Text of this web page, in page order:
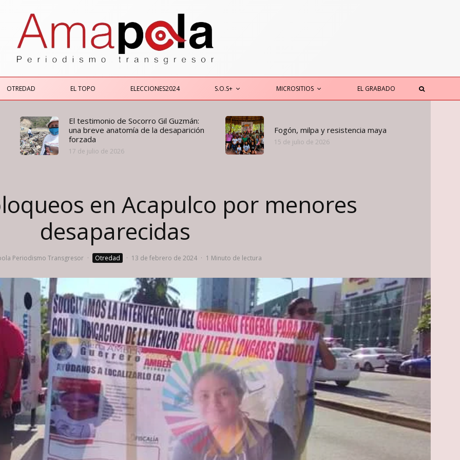
OTREDAD EL TOPO ELECCIONES2024 S.O.S+ MICROSITIOS EL GRABADO
El testimonio de Socorro Gil Guzmán:
una breve anatomía de la desaparición
forzada
17 de julio de 2026
Fogón, milpa y resistencia maya
15 de julio de 2026
en Acapulco por menores
desaparecidas
Periodismo Transgresor · Otredad · 13 de febrero de 2024 · 1 Minuto de lectura